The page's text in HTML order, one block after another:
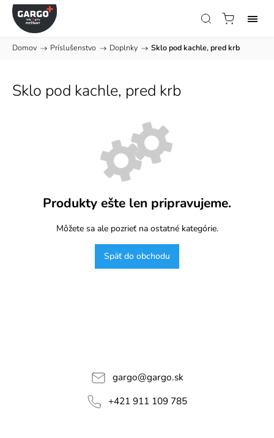
Domov / Príslušenstvo / Doplnky / Sklo pod kachle, pred krb
Sklo pod kachle, pred krb
Produkty ešte len pripravujeme.
Môžete sa ale pozrieť na ostatné kategórie.
Späť do obchodu
gargo@gargo.sk
+421 911 109 785